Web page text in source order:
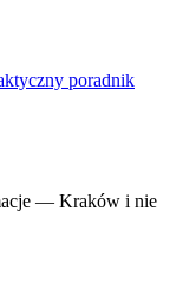
poradnik
— Kraków i nie